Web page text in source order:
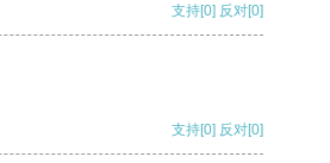
支持[0] 反对[0]
支持[0] 反对[0]